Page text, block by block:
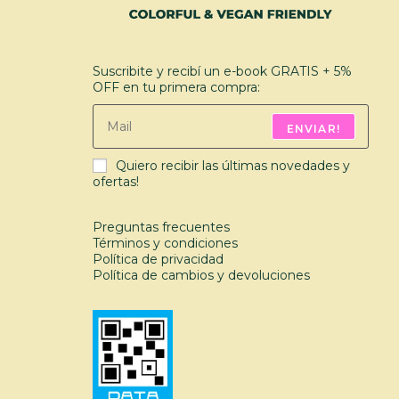
Suscribite y recibí un e-book GRATIS + 5%
OFF en tu primera compra:
ENVIAR!
Quiero recibir las últimas novedades y
ofertas!
Preguntas frecuentes
Términos y condiciones
Política de privacidad
Política de cambios y devoluciones